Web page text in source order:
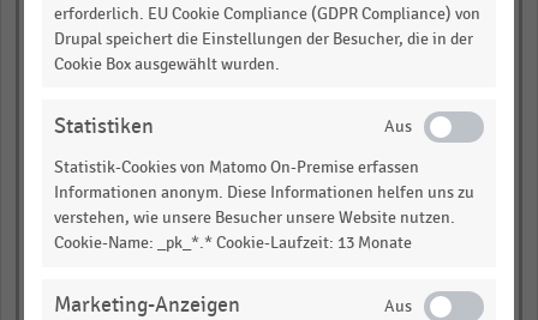
(NL)(1)(4)
Zalando (DE)
Sonae (PT)(1)
Reitan Group (NO)(1)
erforderlich. EU Cookie Compliance (GDPR Compliance) von
Drupal speichert die Einstellungen der Besucher, die in der
Cookie Box ausgewählt wurden.
Statistiken
Statistik-Cookies von Matomo On-Premise erfassen
Informationen anonym. Diese Informationen helfen uns zu
verstehen, wie unsere Besucher unsere Website nutzen.
Cookie-Name: _pk_*.* Cookie-Laufzeit: 13 Monate
Marketing-Anzeigen